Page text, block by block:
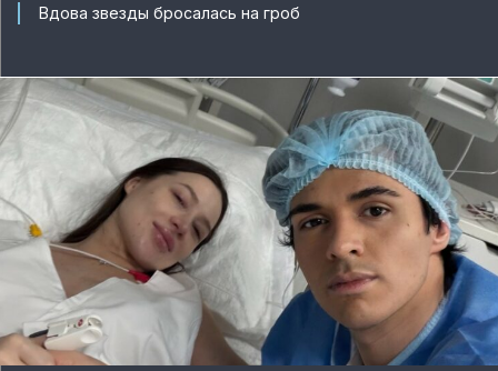
Вдова звезды бросалась на гроб